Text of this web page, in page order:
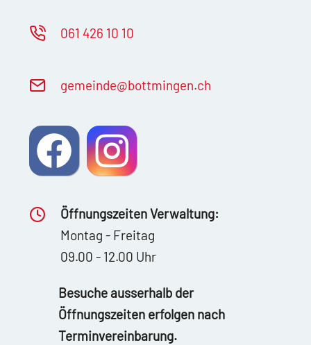
061 426 10 10
g m nd b ttm ng n ch
Öffnungszeiten Verwaltung:
Montag - Freitag
09.00 - 12.00 Uhr
Besuche ausserhalb der
Öffnungszeiten erfolgen nach
Terminvereinbarung.